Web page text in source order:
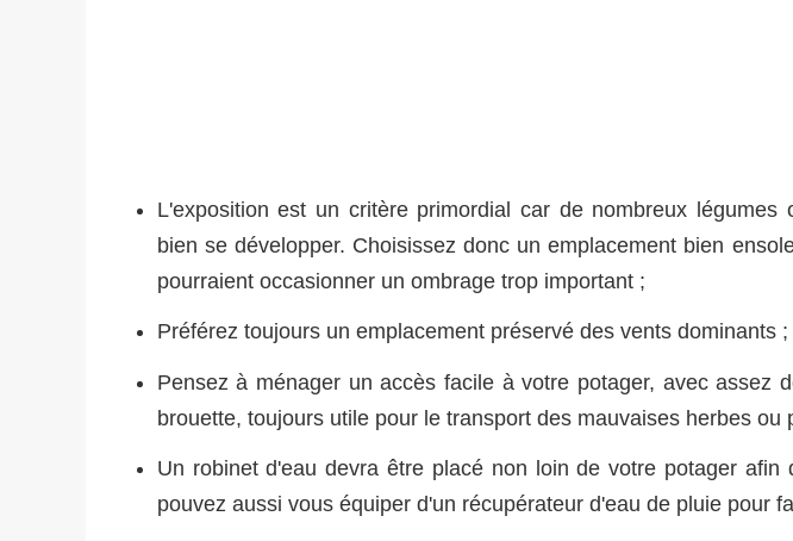
L'exposition est un critère primordial car de nombreux
bien se développer. Choisissez donc un emplacement bien
pourraient occasionner un ombrage trop important ;
Préférez toujours un emplacement préservé des vents dominants ;
Pensez à ménager un accès facile à votre potager, avec assez
brouette, toujours utile pour le transport des mauvaises herbes ou
Un robinet d'eau devra être placé non loin de votre potager afin
pouvez aussi vous équiper d'un récupérateur d'eau de pluie pour